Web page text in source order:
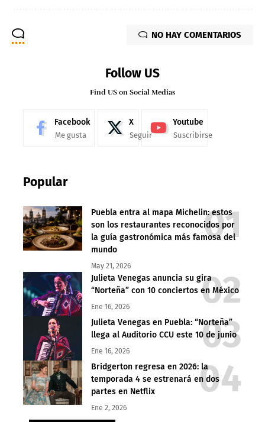
NO HAY COMENTARIOS
Follow US
Find US on Social Medias
Facebook
Me gusta
X
Seguir
Youtube
Suscribirse
Popular
Puebla entra al mapa Michelin: estos
son los restaurantes reconocidos por
la guía gastronómica más famosa del
mundo
May 21, 2026
Julieta Venegas anuncia su gira
“Norteña” con 10 conciertos en México
Ene 16, 2026
Julieta Venegas en Puebla: “Norteña”
llega al Auditorio CCU este 10 de junio
Ene 16, 2026
Bridgerton regresa en 2026: la
temporada 4 se estrenará en dos
partes en Netflix
Ene 2, 2026